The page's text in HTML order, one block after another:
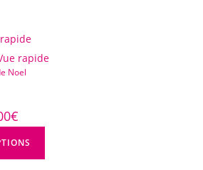
rapide
Noel
€